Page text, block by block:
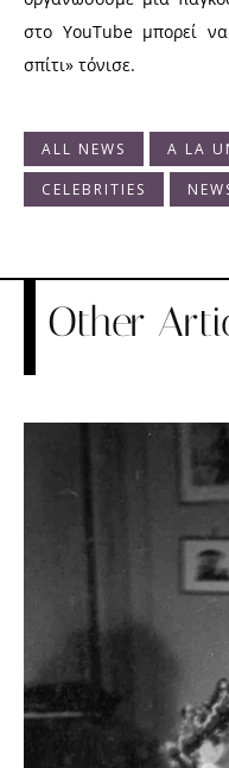
στο YouTube μπορεί
σπίτι» τόνισε.
ALL NEWS A LA
CELEBRITIES
Other